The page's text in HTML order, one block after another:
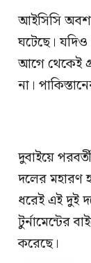
আইসিসি অবশ্য
ঘটেছে। যদিও
আগে থেকেই
না।
দুবাইয়ে
দলের মহারণ
ধরেই এই দুই
টুর্নামেন্টের
করেছে।